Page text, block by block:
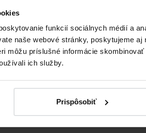
funkcií sociálnych médií a
naše webové stránky, poskytujeme
môžu príslušné informácie
ich služby.
Prispôsobiť
(1)